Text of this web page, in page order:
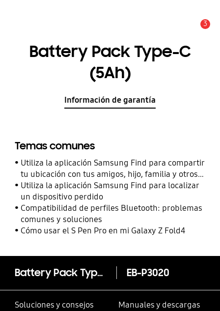
3
Battery Pack Type-C
(5Ah)
Información de garantía
Temas comunes
Utiliza la aplicación Samsung Find para compartir
tu ubicación con tus amigos, hijo, familia y otros
contactos
Utiliza la aplicación Samsung Find para localizar
un dispositivo perdido
Compatibilidad de perfiles Bluetooth: problemas
comunes y soluciones
Cómo usar el S Pen Pro en mi Galaxy Z Fold4
Battery Pack Type-C (5Ah) EB-P3020
Soluciones y consejos Manuales y descargas